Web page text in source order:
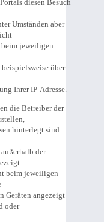
diesen Besuch
Umständen aber
jeweiligen
über
Ihrer IP-Adresse.
die Betreiber der
hinterlegt sind.
der
beim jeweiligen
Geräten angezeigt
oder